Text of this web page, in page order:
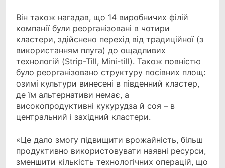
Він також нагадав, що 14 виробничих філій
компанії були реорганізовані в чотири
кластери, здійснено перехід від традиційної (з
використанням плуга) до ощадливих
технологій (Strip-Till, Mini-till). Також повністю
було реорганізовано структуру посівних площ:
озимі культури винесені в південний кластер,
де їм альтернативи немає, а
високопродуктивні кукурудза й соя – в
центральний і західний кластери.
«Це дало змогу підвищити врожайність, більш
продуктивно використовувати наявні ресурси,
зменшити кількість технологічних операцій, що